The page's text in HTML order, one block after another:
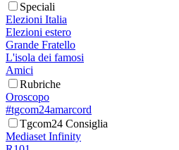
Speciali
Elezioni Italia
Elezioni estero
Grande Fratello
L'isola dei famosi
Amici
Rubriche
Oroscopo
#tgcom24amarcord
Tgcom24 Consiglia
Mediaset Infinity